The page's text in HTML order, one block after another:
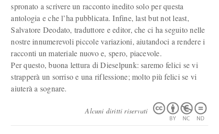
spronato a scrivere un racconto inedito solo per questa
antologia e che l’ha pubblicata. Infine, last but not least,
Salvatore Deodato, traduttore e editor, che ci ha seguito nelle
nostre innumerevoli piccole variazioni, aiutandoci a rendere i
racconti un materiale nuovo e, spero, piacevole.
Per questo, buona lettura di Dieselpunk: saremo felici se vi
strapperà un sorriso e una riflessione; molto più felici se vi
aiuterà a sognare.
Alcuni diritti riservati